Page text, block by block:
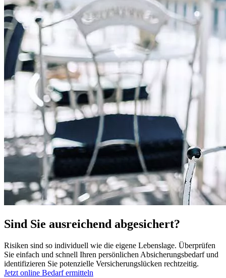
Sind Sie ausreichend abgesichert?
Risiken sind so individuell wie die eigene Lebenslage. Überprüfen
Sie einfach und schnell Ihren persönlichen Absicherungsbedarf und
identifizieren Sie potenzielle Versicherungslücken rechtzeitig.
Jetzt online Bedarf ermitteln